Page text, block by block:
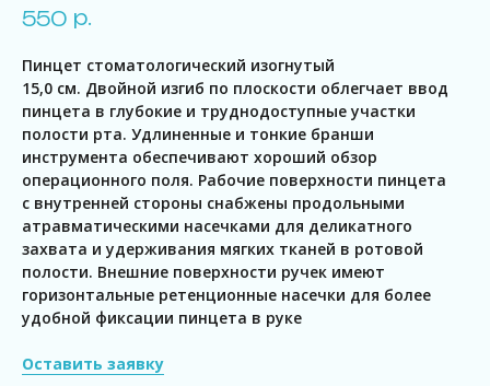
550 р.
Пинцет стоматологический изогнутый
15,0 см. Двойной изгиб по плоскости облегчает ввод
пинцета в глубокие и труднодоступные участки
полости рта. Удлиненные и тонкие бранши
инструмента обеспечивают хороший обзор
операционного поля. Рабочие поверхности пинцета
с внутренней стороны снабжены продольными
атравматическими насечками для деликатного
захвата и удерживания мягких тканей в ротовой
полости. Внешние поверхности ручек имеют
горизонтальные ретенционные насечки для более
удобной фиксации пинцета в руке
Оставить заявку